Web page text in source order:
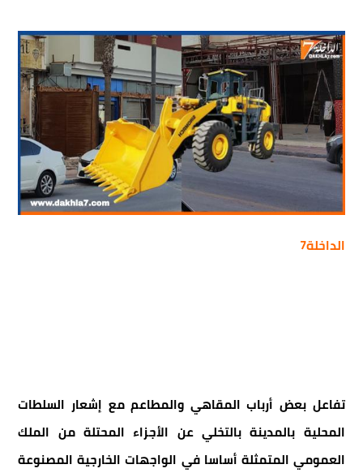
الداخلة7
تفاعل بعض أرباب المقاهي والمطاعم مع إشعار السلطات
المحلية بالمدينة بالتخلي عن الأجزاء المحتلة من الملك
العمومي المتمثلة أساسا في الواجهات الخارجية المصنوعة